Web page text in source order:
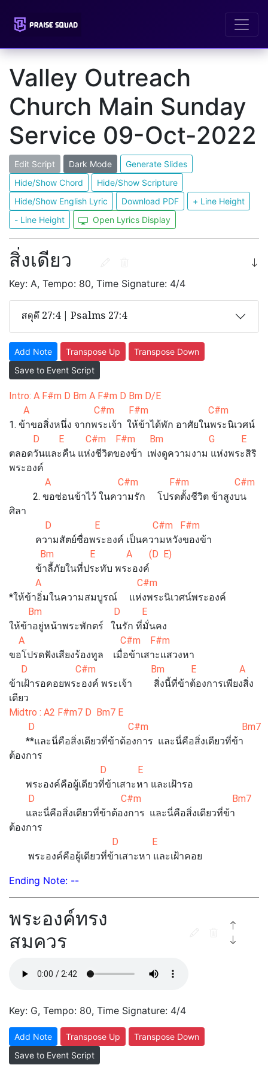
Valley Outreach
Church Main Sunday
Service 09-Oct-2022
Edit Script Dark Mode
Generate Slides
Hide/Show Chord
Hide/Show Scripture
Hide/Show English Lyric
Download PDF
+ Line Height
- Line Height
Open Lyrics Display
สิ่งเดียว
Key: A, Tempo: 80, Time Signature: 4/4
สดุดี 27:4 | Psalms 27:4
Add Note Transpose Up
Transpose Down
Save to Event Script
Intro: A F#m D Bm A F#m D Bm D/E
A C#m F#m C#m
1. ข้าขอสิ่งหนึ่ง จากพระเจ้า ให้ข้าได้พัก อาศัยในพระนิเวศน์
D E C#m F#m Bm G E
ตลอดวันและคืน แห่งชีวิตของข้า เพ่งดูความงาม แห่งพระสิริ
พระองค์
A C#m F#m C#m
2. ขอซ่อนข้าไว้ ในความรัก โปรดตั้งชีวิต ข้าสูงบน
ศิลา
D E C#m F#m
ความสัตย์ซื่อพระองค์ เป็นความหวังของข้า
Bm E A (D E)
ข้าลี้ภัยในที่ประทับ พระองค์
A C#m
*ให้ข้าอิ่มในความสมบูรณ์ แห่งพระนิเวศน์พระองค์
Bm D E
ให้ข้าอยู่หน้าพระพักตร์ ในรัก ที่มั่นคง
A C#m F#m
ขอโปรดฟังเสียงร้องทูล เมื่อข้าเสาะแสวงหา
D C#m Bm E A
ข้าเฝ้ารอคอยพระองค์ พระเจ้า สิ่งนี้ที่ข้าต้องการเพียงสิ่ง
เดียว
Midtro : A2 F#m7 D Bm7 E
D C#m Bm7
**และนี่คือสิ่งเดียวที่ข้าต้องการ และนี่คือสิ่งเดียวที่ข้า
ต้องการ
D E
พระองค์คือผู้เดียวที่ข้าเสาะหา และเฝ้ารอ
D C#m Bm7
และนี่คือสิ่งเดียวที่ข้าต้องการ และนี่คือสิ่งเดียวที่ข้า
ต้องการ
D E
พระองค์คือผู้เดียวที่ข้าเสาะหา และเฝ้าคอย
Ending Note: --
พระองค์ทรง
สมควร
Key: G, Tempo: 80, Time Signature: 4/4
Add Note Transpose Up
Transpose Down
Save to Event Script